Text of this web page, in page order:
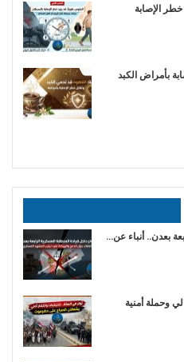
الإصابة
بأمراض الكبد
بعدن.. أنباء عن…
وحملة أمنية